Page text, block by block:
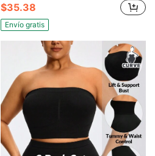
$35.38
Envío gratis